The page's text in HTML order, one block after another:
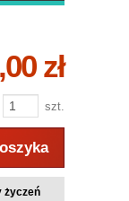
zł
szt.
życzeń